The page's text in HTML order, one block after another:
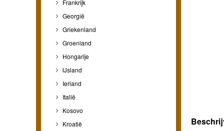
Frankrijk
Georgië
Griekenland
Groenland
Hongarije
IJsland
Ierland
Italië
Kosovo
Kroatië